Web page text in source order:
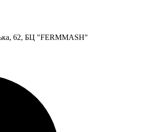
62, БЦ "FERMMASH"